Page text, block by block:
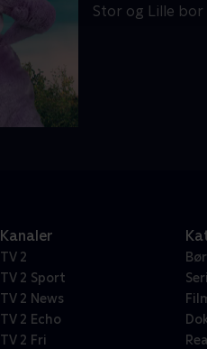
Stor og Lille
Kanaler
TV 2
TV 2 Sport
TV 2 News
TV 2 Echo
TV 2 Fri